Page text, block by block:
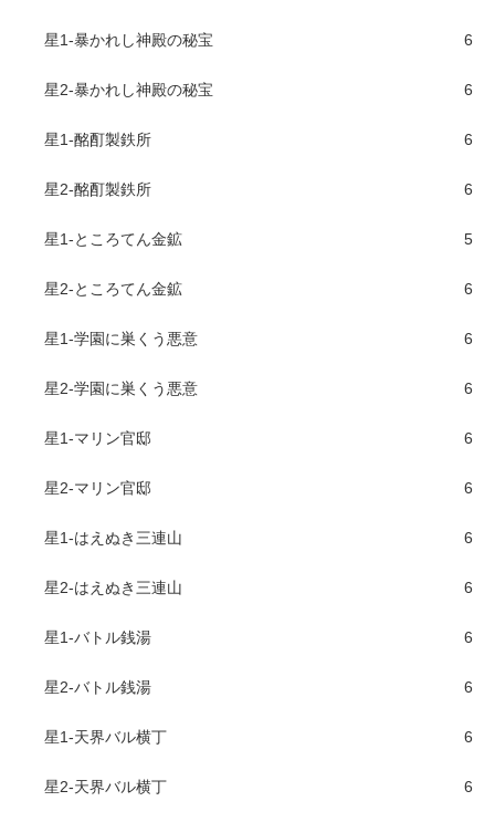
星1-暴かれし神殿の秘宝 6
星2-暴かれし神殿の秘宝 6
星1-酩酊製鉄所 6
星2-酩酊製鉄所 6
星1-ところてん金鉱 5
星2-ところてん金鉱 6
星1-学園に巣くう悪意 6
星2-学園に巣くう悪意 6
星1-マリン官邸 6
星2-マリン官邸 6
星1-はえぬき三連山 6
星2-はえぬき三連山 6
星1-バトル銭湯 6
星2-バトル銭湯 6
星1-天界バル横丁 6
星2-天界バル横丁 6